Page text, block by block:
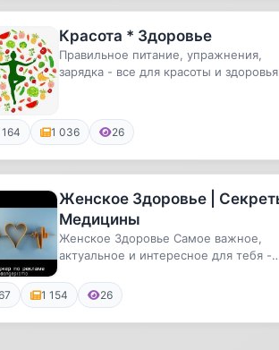
Красота * Здоровье
Правильное питание, упражнения,
зарядка - все для красоты и
1 036 26
Женское Здоровье |
Медицины
Женское Здоровье Самое важное,
актуальное и интересное для тебя -
1 154 26